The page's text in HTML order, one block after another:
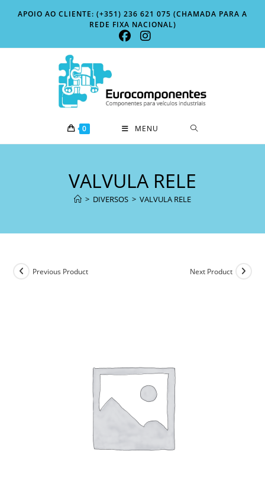
APOIO AO CLIENTE: (+351) 236 621 075 (CHAMADA PARA A
REDE FIXA NACIONAL)
0 MENU
VALVULA RELE
> DIVERSOS > VALVULA RELE
Previous Product Next Product